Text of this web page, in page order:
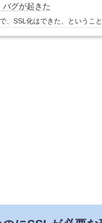
バグが起きた
、SSL化はできた、というこ